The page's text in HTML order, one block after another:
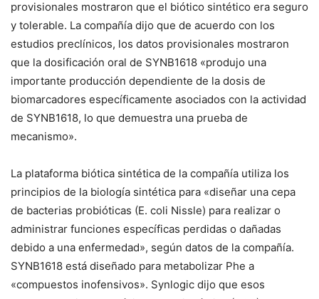
provisionales mostraron que el biótico sintético era seguro
y tolerable. La compañía dijo que de acuerdo con los
estudios preclínicos, los datos provisionales mostraron
que la dosificación oral de SYNB1618 «produjo una
importante producción dependiente de la dosis de
biomarcadores específicamente asociados con la actividad
de SYNB1618, lo que demuestra una prueba de
mecanismo».
La plataforma biótica sintética de la compañía utiliza los
principios de la biología sintética para «diseñar una cepa
de bacterias probióticas (E. coli Nissle) para realizar o
administrar funciones específicas perdidas o dañadas
debido a una enfermedad», según datos de la compañía.
SYNB1618 está diseñado para metabolizar Phe a
«compuestos inofensivos». Synlogic dijo que esos